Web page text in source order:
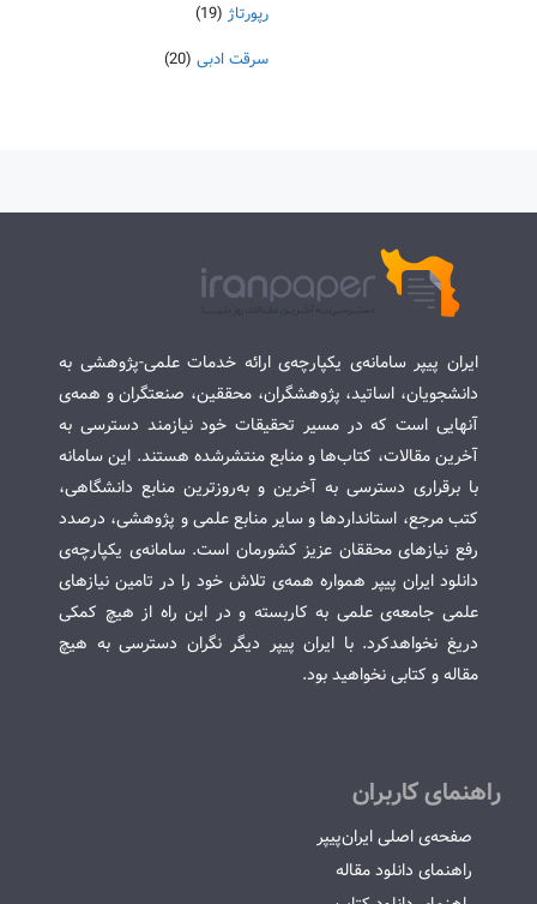
رپورتاژ (19)
سرقت ادبی (20)
ایران پیپر سامانه‌ی یکپارچه‌ی ارائه خدمات علمی-پژوهشی به
دانشجویان، اساتید، پژوهشگران، محققین، صنعتگران و همه‌ی
آنهایی است که در مسیر تحقیقات خود نیازمند دسترسی به
آخرین مقالات، کتاب‌ها و منابع منتشرشده هستند. این سامانه
با برقراری دسترسی به آخرین و به‌روزترین منابع دانشگاهی،
کتب مرجع، استانداردها و سایر منابع علمی و پژوهشی، درصدد
رفع نیازهای محققان عزیز کشورمان است. سامانه‌ی یکپارچه‌ی
دانلود ایران پیپر همواره همه‌ی تلاش خود را در تامین نیازهای
علمی جامعه‌ی علمی به کاربسته و در این راه از هیچ کمکی
دریغ نخواهدکرد. با ایران پیپر دیگر نگران دسترسی به هیچ
مقاله و کتابی نخواهید بود.
راهنمای کاربران
صفحه‌ی اصلی ایران‌پیپر
راهنمای دانلود مقاله